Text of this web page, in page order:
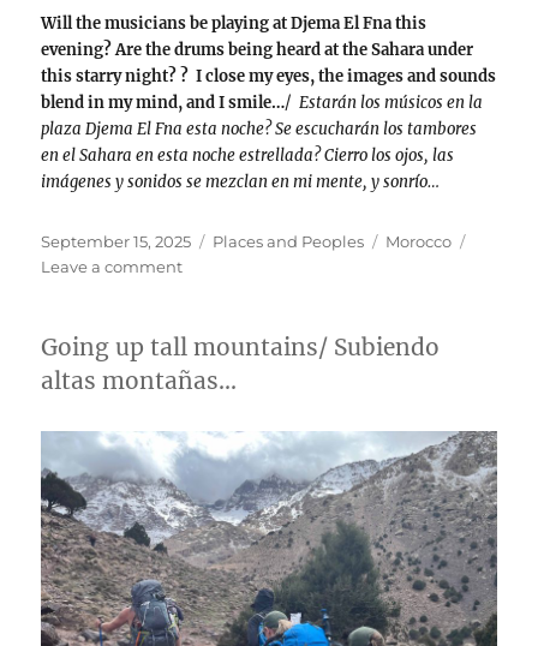
Will the musicians be playing at Djema El Fna this
evening? Are the drums being heard at the Sahara under
this starry night? ? I close my eyes, the images and sounds
blend in my mind, and I smile…/Estarán los músicos en la
plaza Djema El Fna esta noche? Se escucharán los tambores
en el Sahara en esta noche estrellada? Cierro los ojos, las
imágenes y sonidos se mezclan en mi mente, y sonrío…
Posted
on
September 15, 2025 Categories
Places and Peoples Tags
Morocco
Leave a commenton
to
Marrakesh
Going up tall mountains/ Subiendo
altas montañas…